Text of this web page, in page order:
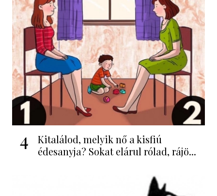
4
Kitalálod, melyik nő a kisfiú
édesanyja? Sokat elárul rólad, rájö...